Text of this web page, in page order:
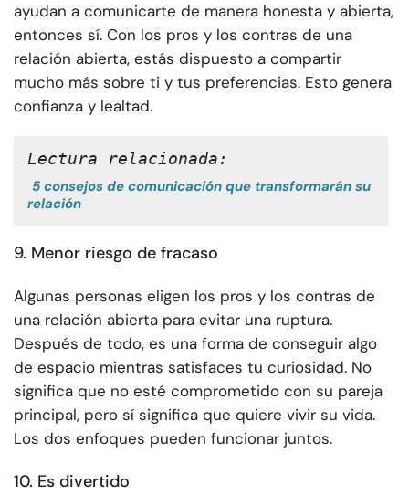
ayudan a comunicarte de manera honesta y abierta,
entonces sí. Con los pros y los contras de una
relación abierta, estás dispuesto a compartir
mucho más sobre ti y tus preferencias. Esto genera
confianza y lealtad.
Lectura relacionada:
5 consejos de comunicación que transformarán su
relación
9. Menor riesgo de fracaso
Algunas personas eligen los pros y los contras de
una relación abierta para evitar una ruptura.
Después de todo, es una forma de conseguir algo
de espacio mientras satisfaces tu curiosidad. No
significa que no esté comprometido con su pareja
principal, pero sí significa que quiere vivir su vida.
Los dos enfoques pueden funcionar juntos.
10. Es divertido